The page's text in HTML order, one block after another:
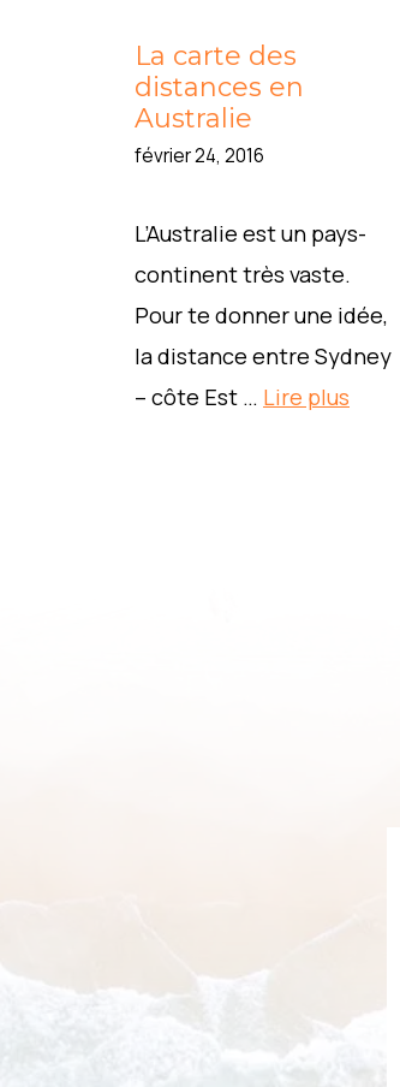
La carte des
distances en
Australie
février 24, 2016
L’Australie est un pays-
continent très vaste.
Pour te donner une idée,
la distance entre Sydney
– côte Est … Lire plus